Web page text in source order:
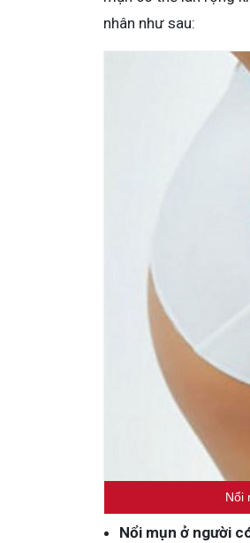
nhân như sau:
Nổi
Nổi mụn ở người